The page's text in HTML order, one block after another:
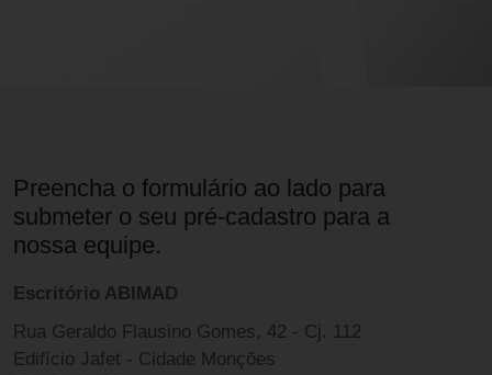
Preencha o formulário ao lado para
submeter o seu pré-cadastro para a
nossa equipe.
Escritório ABIMAD
Rua Geraldo Flausino Gomes, 42 - Cj. 112
Edifício Jafet - Cidade Monções